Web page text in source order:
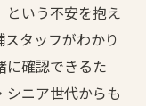
という不安を抱え
タッフがわかり
に確認できるた
ニア世代からも